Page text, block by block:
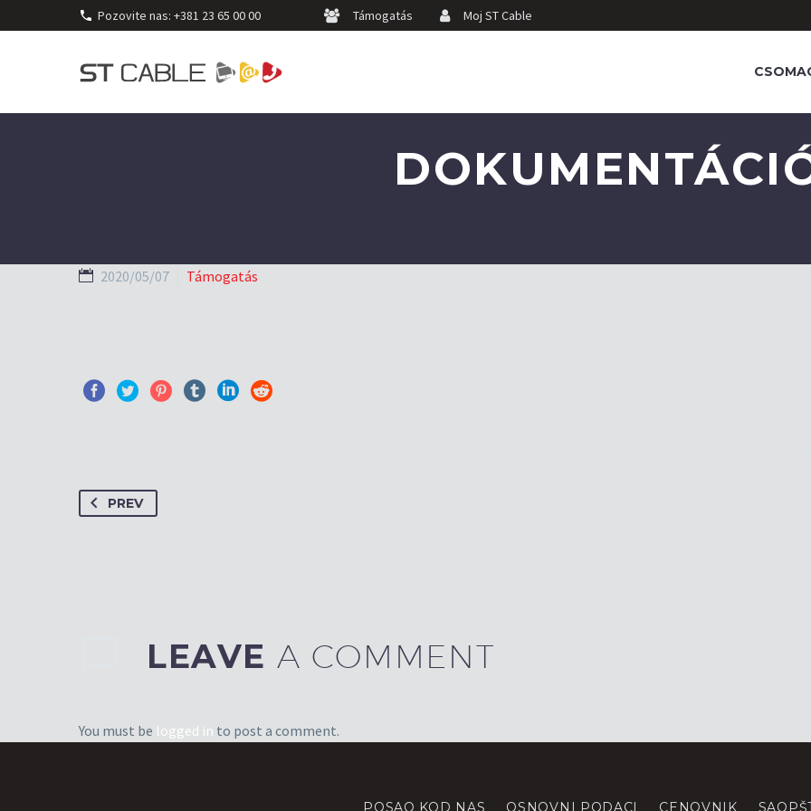
Pozovite nas:+381 23 65 00 00 Támogatás Moj ST Cable
2020/05/07 Támogatás
PREV
LEAVE A COMMENT
You must be logged in to post a comment.
POSAO KOD NAS OSNOVNI PODACI CENOVNIK